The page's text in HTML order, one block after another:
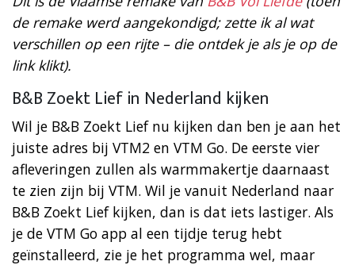
de remake werd aangekondigd; zette ik al wat
verschillen op een rijte – die ontdek je als je op de
link klikt).
B&B Zoekt Lief in Nederland kijken
Wil je B&B Zoekt Lief nu kijken dan ben je aan het
juiste adres bij VTM2 en VTM Go. De eerste vier
afleveringen zullen als warmmakertje daarnaast
te zien zijn bij VTM. Wil je vanuit Nederland naar
B&B Zoekt Lief kijken, dan is dat iets lastiger. Als
je de VTM Go app al een tijdje terug hebt
geïnstalleerd, zie je het programma wel, maar